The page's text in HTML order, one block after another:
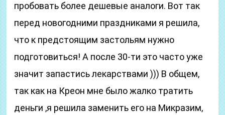
пробовать более дешевые аналоги. Вот так
перед новогодними праздниками я решила,
что к предстоящим застольям нужно
подготовиться! А после 30-ти это часто уже
значит запастись лекарствами ))) В общем,
так как на Креон мне было жалко тратить
деньги ,я решила заменить его на Микразим,